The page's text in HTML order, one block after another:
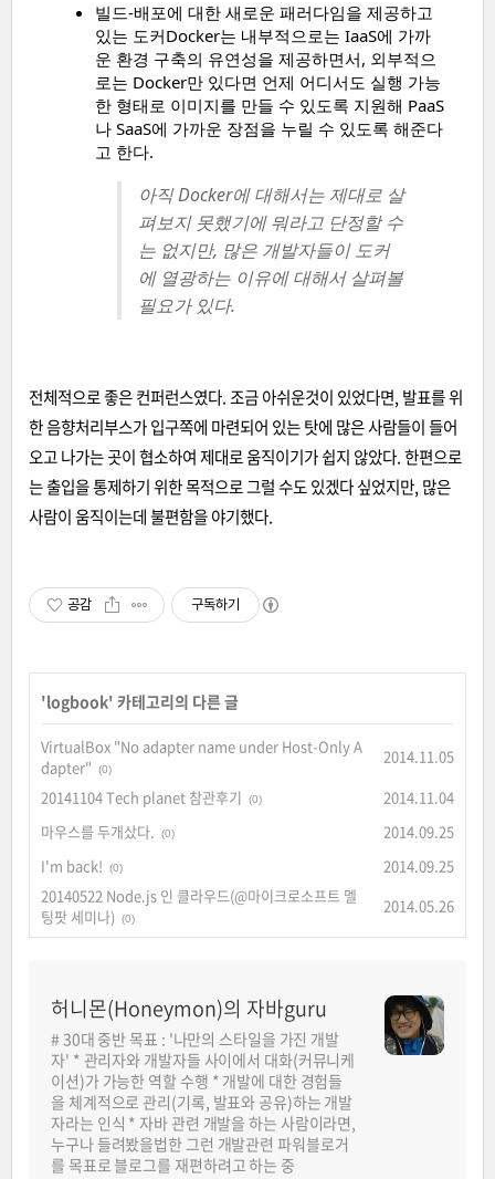
빌드-배포에 대한 새로운 패러다임을 제공하고
있는 도커Docker는 내부적으로는 IaaS에 가까
운 환경 구축의 유연성을 제공하면서, 외부적으
로는 Docker만 있다면 언제 어디서도 실행 가능
한 형태로 이미지를 만들 수 있도록 지원해 PaaS
나 SaaS에 가까운 장점을 누릴 수 있도록 해준다
고 한다.
아직 Docker에 대해서는 제대로 살
펴보지 못했기에 뭐라고 단정할 수
는 없지만, 많은 개발자들이 도커
에 열광하는 이유에 대해서 살펴볼
필요가 있다.
전체적으로 좋은 컨퍼런스였다. 조금 아쉬운것이 있었다면, 발표를 위
한 음향처리부스가 입구쪽에 마련되어 있는 탓에 많은 사람들이 들어
오고 나가는 곳이 협소하여 제대로 움직이기가 쉽지 않았다. 한편으로
는 출입을 통제하기 위한 목적으로 그럴 수도 있겠다 싶었지만, 많은
사람이 움직이는데 불편함을 야기했다.
공감 구독하기
'logbook' 카테고리의 다른 글
VirtualBox "No adapter name under Host-Only A
dapter"
(0)
2014.11.05
20141104 Tech planet 참관후기
(0)
2014.11.04
마우스를 두개샀다.
(0)
2014.09.25
I'm back!
(0)
2014.09.25
20140522 Node.js 인 클라우드(@마이크로소프트 멜
팅팟 세미나)
(0)
2014.05.26
허니몬(Honeymon)의 자바guru
# 30대 중반 목표 : '나만의 스타일을 가진 개발
자' * 관리자와 개발자들 사이에서 대화(커뮤니케
이션)가 가능한 역할 수행 * 개발에 대한 경험들
을 체계적으로 관리(기록, 발표와 공유)하는 개발
자라는 인식 * 자바 관련 개발을 하는 사람이라면,
누구나 들려봤을법한 그런 개발관련 파워블로거
를 목표로 블로그를 재편하려고 하는 중